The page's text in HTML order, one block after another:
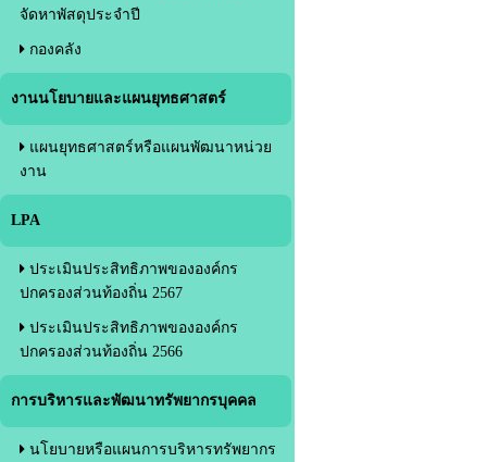
จัดหาพัสดุประจำปี
กองคลัง
งานนโยบายและแผนยุทธศาสตร์
แผนยุทธศาสตร์หรือแผนพัฒนาหน่วย
งาน
LPA
ประเมินประสิทธิภาพขององค์กร
ปกครองส่วนท้องถิ่น 2567
ประเมินประสิทธิภาพขององค์กร
ปกครองส่วนท้องถิ่น 2566
การบริหารและพัฒนาทรัพยากรบุคคล
นโยบายหรือแผนการบริหารทรัพยากร